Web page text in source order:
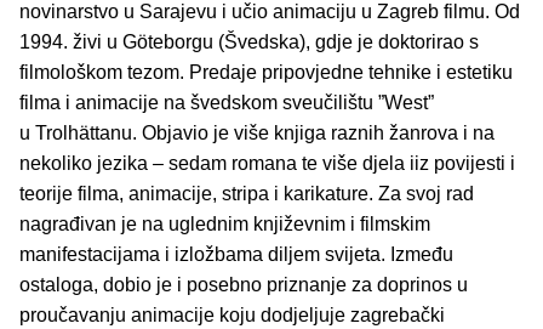
novinarstvo u Sarajevu i učio animaciju u Zagreb filmu. Od
1994. živi u Göteborgu (Švedska), gdje je doktorirao s
filmološkom tezom. Predaje pripovjedne tehnike i estetiku
filma i animacije na švedskom sveučilištu ”West”
u Trolhättanu. Objavio je više knjiga raznih žanrova i na
nekoliko jezika – sedam romana te više djela iiz povijesti i
teorije filma, animacije, stripa i karikature. Za svoj rad
nagrađivan je na uglednim književnim i filmskim
manifestacijama i izložbama diljem svijeta. Između
ostaloga, dobio je i posebno priznanje za doprinos u
proučavanju animacije koju dodjeljuje zagrebački